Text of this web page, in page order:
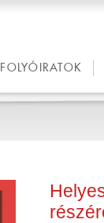
FOLYÓIRATOK